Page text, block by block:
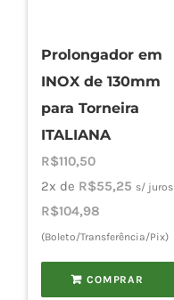
Prolongador em
INOX de 130mm
para Torneira
ITALIANA
R$110,50
2x de R$55,25 s/ juros
R$104,98
(Boleto/Transferência/Pix)
COMPRAR